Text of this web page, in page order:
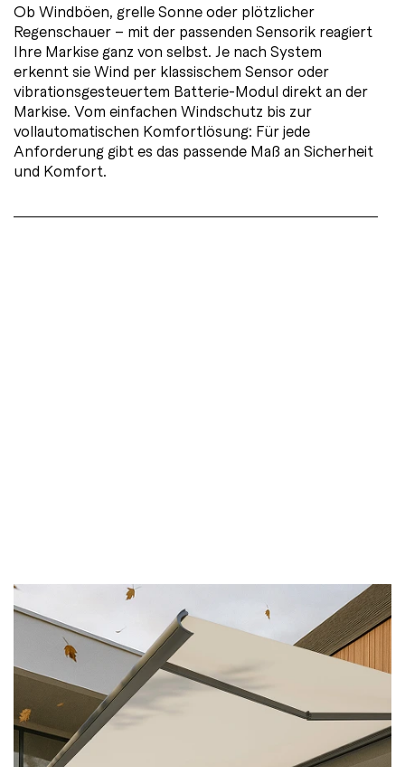
Ob Windböen, grelle Sonne oder plötzlicher
Regenschauer – mit der passenden Sensorik reagiert
Ihre Markise ganz von selbst. Je nach System
erkennt sie Wind per klassischem Sensor oder
vibrationsgesteuertem Batterie-Modul direkt an der
Markise. Vom einfachen Windschutz bis zur
vollautomatischen Komfortlösung: Für jede
Anforderung gibt es das passende Maß an Sicherheit
und Komfort.
Die Basis: Reagiert,
wenn’s stürmisch wird.
Bei starkem Wind fährt das System die Markise